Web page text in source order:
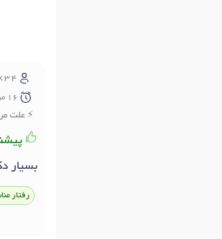
16 مرداد 1405 - 2:28
علت
بسیار
رفتار